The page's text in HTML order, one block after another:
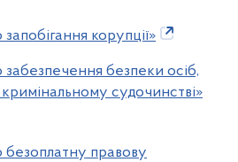
корупції»
безпеки осіб,
судочинстві»
правову